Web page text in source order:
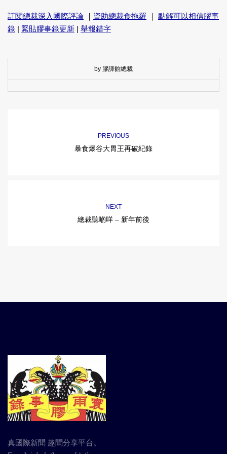
訂閱總裁深入國際評論 資助總裁食拖羅
點解可以相信膠事
錄
緊貼膠事錄更新 舉報錯字
by 膠譯館總裁
PREVIOUS
暴食爆谷大胃王再破紀錄
NEXT
總裁聽啲咩 – 新年前後
真國際新聞 趣聞分享平台。